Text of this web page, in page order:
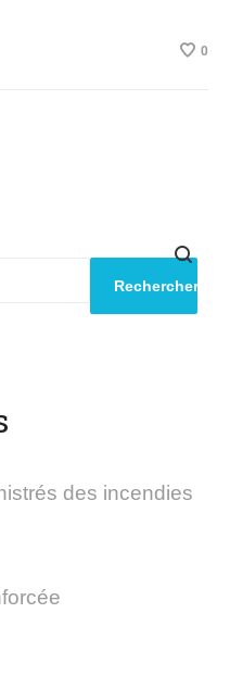
0
Rechercher
des incendies